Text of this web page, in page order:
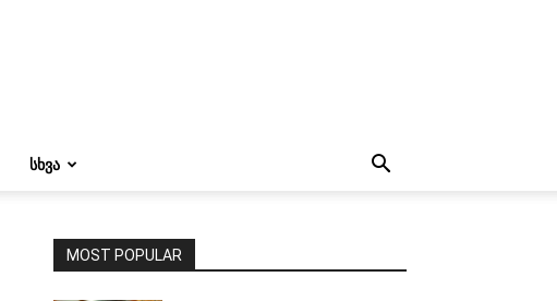
ᲡᲮᲕᲐ
MOST POPULAR